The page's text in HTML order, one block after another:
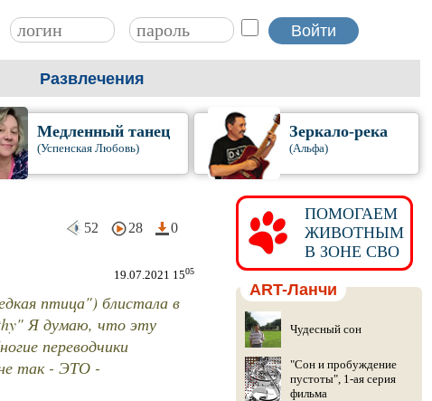
Развлечения
Медленный танец
(Успенская Любовь)
Зеркало-река
(Альфа)
52 28 0
19.07.2021 1505
птица") блистала в
Я думаю, что эту
переводчики
так - ЭТО -
ПОМОГАЕМ
ЖИВОТНЫМ
В ЗОНЕ СВО
ART-Ланчи
Чудесный сон
"Сон и пробуждение
пустоты", 1-ая серия
фильма